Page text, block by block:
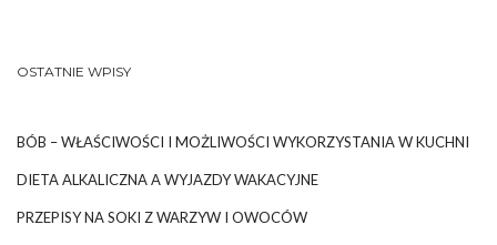
OSTATNIE WPISY
BÓB – WŁAŚCIWOŚCI I MOŻLIWOŚCI WYKORZYSTANIA W KUCHNI
DIETA ALKALICZNA A WYJAZDY WAKACYJNE
PRZEPISY NA SOKI Z WARZYW I OWOCÓW